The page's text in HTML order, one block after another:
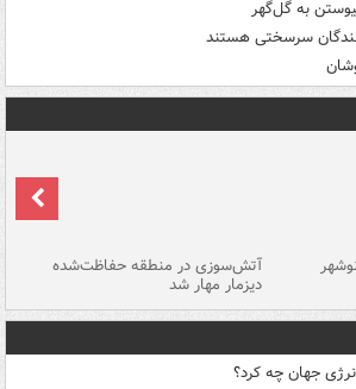
به گل‌گهر
سرسختی هستند
آتش‌سوزی در منطقه حفاظت‌شده
دیزمار مهار شد
جهان چه کرد؟